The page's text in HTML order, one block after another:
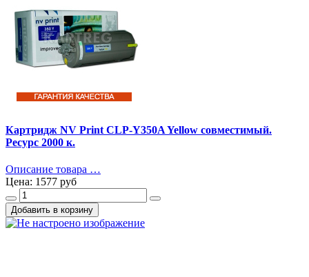
Картридж NV Print CLP-Y350A Yellow совместимый.
Ресурс 2000 к.
Описание товара …
Цена: 1577 руб